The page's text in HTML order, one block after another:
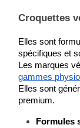
Croquettes
Elles sont
spécifiques et
gammes
Elles sont
premium.
Formules